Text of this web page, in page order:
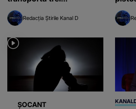
autoturisme s-au ciocnit
violentRedacția Știrile Kanal D
ȘOCANT